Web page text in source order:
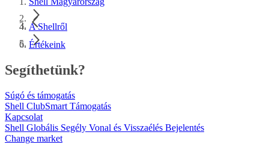
A Shellről
Értékeink
Segíthetünk?
Súgó és támogatás
Shell ClubSmart Támogatás
Kapcsolat
Shell Globális Segély Vonal és Visszaélés Bejelentés
Change market